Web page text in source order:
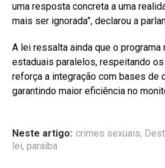
uma resposta concreta a uma
mais ser ignorada”, declarou a
A lei ressalta ainda que o programa
estaduais paralelos, respeitando
reforça a integração com bases de
garantindo maior eficiência no
Neste artigo: crimes sexuais,
lei, paraiba